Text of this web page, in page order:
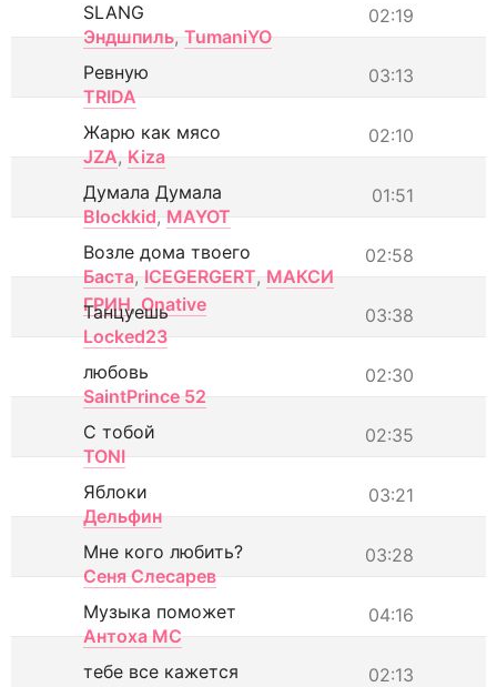
02:19
SLANG
Эндшпиль, TumaniYO
03:13
Ревную
TRIDA
02:10
Жарю как мясо
JZA, Kiza
01:51
Думала Думала
Blockkid, MAYOT
02:58
Возле дома твоего
Баста, ICEGERGERT, МАКСИ
ГРИН, Onative 03:38
Танцуешь
Locked23
02:30
любовь
SaintPrince 52
02:35
С тобой
TONI
03:21
Яблоки
Дельфин
03:28
Мне кого любить?
Сеня Слесарев
04:16
Музыка поможет
Антоха МС
02:13
тебе все кажется